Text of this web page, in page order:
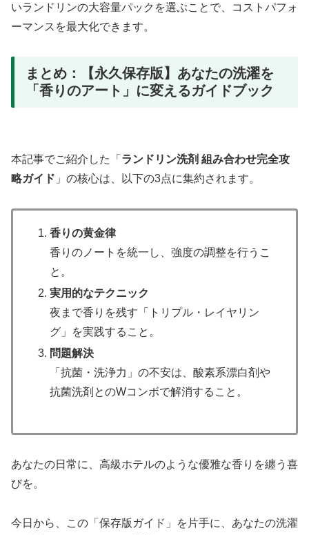
いランドリンの大容量パックを選ぶことで、コストパフォ
ーマンスを最大化できます。
まとめ：【永久保存版】あなたの洗濯を
「香りのアート」に変えるガイドブック
本記事でご紹介した「 ランドリン洗剤 組み合わせ完全攻
略ガイド 」の核心は、以下の3点に集約されます。
香りの黄金律
香りのノートを統一し、強度の調整を行うこ
と。
実用的なテクニック
夜まで香りを残す「トリプル・レイヤリン
グ」を実践すること。
問題解決
「抗菌・洗浄力」の不安は、酸素系漂白剤や
抗菌洗剤とのWコンボで解消すること。
あなたの日常に、高級ホテルのような優雅な香りを纏う喜
びを。
今日から、この「保存版ガイド」を片手に、あなたの洗濯